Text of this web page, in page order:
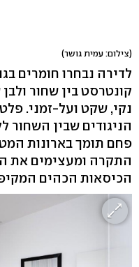
(צילום: עמית גושר)
לדירה נבחרו חומרים
קונטרסט בין שחור
נקי, שקט ועל-זמני.
הניגודים שבין השחור
פחם תומך בארונות
התקרה ומעצימים את
הכיסאות הכהים